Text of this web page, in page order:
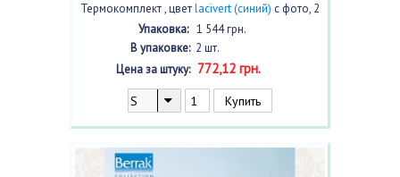
Термокомплект , цветlacivert (синий) с фото, 2
шт.
Упаковка: 1 544 грн.
В упаковке:2 шт.
Цена за штуку:772,12 грн.